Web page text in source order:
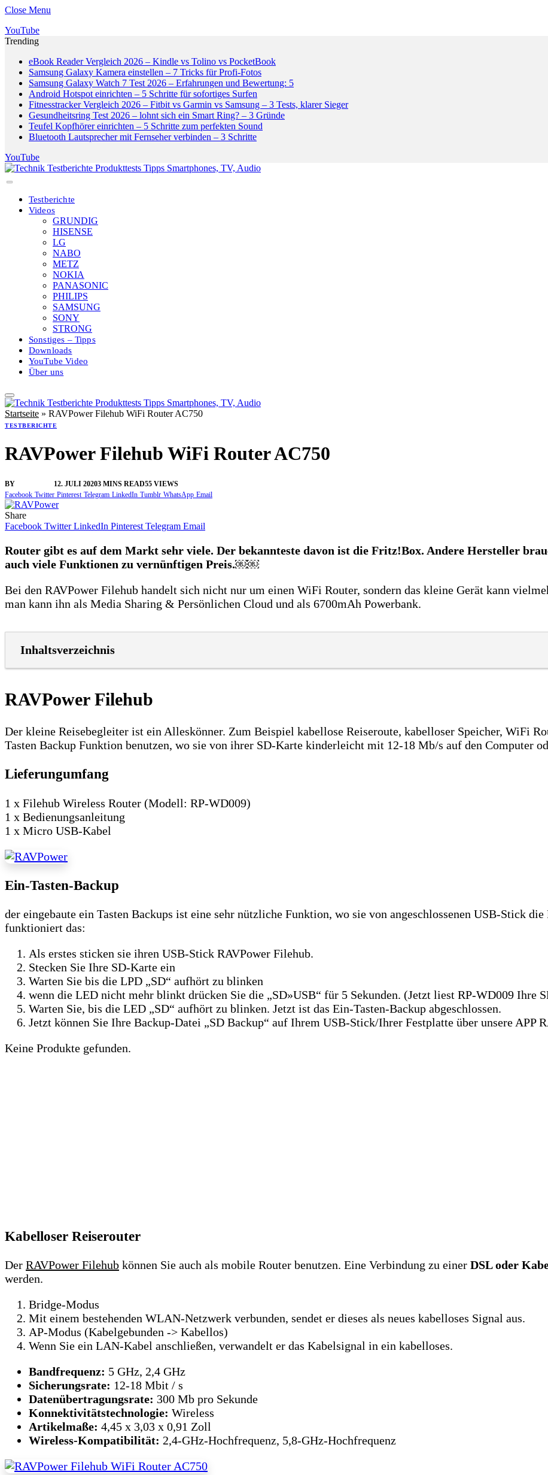
Close Menu
YouTube
Trending
eBook Reader Vergleich 2026 – Kindle vs Tolino vs PocketBook
Samsung Galaxy Kamera einstellen – 7 Tricks für Profi-Fotos
Samsung Galaxy Watch 7 Test 2026 – Erfahrungen und Bewertung: 5
Android Hotspot einrichten – 5 Schritte für sofortiges Surfen
Fitnesstracker Vergleich 2026 – Fitbit vs Garmin vs Samsung – 3 Tests, klarer Sieger
Gesundheitsring Test 2026 – lohnt sich ein Smart Ring? – 3 Gründe
Teufel Kopfhörer einrichten – 5 Schritte zum perfekten Sound
Bluetooth Lautsprecher mit Fernseher verbinden – 3 Schritte
YouTube
Testberichte
Videos
GRUNDIG
HISENSE
LG
NABO
METZ
NOKIA
PANASONIC
PHILIPS
SAMSUNG
SONY
STRONG
Sonstiges – Tipps
Downloads
YouTube Video
Über uns
Startseite » RAVPower Filehub WiFi Router AC750
TESTBERICHTE
RAVPower Filehub WiFi Router AC750
BY 12. JULI 20203 MINS READ55 VIEWS
Facebook Twitter Pinterest Telegram LinkedIn Tumblr WhatsApp Email
Share
Facebook Twitter LinkedIn Pinterest Telegram Email
Router gibt es auf dem Markt sehr viele. Der bekannteste davon ist die Fritz!Box. Andere Hersteller
auch viele Funktionen zu vernünftigen Preis.￼￼
Bei den RAVPower Filehub handelt sich nicht nur um einen WiFi Router, sondern das kleine Gerät kann
man kann ihn als Media Sharing & Persönlichen Cloud und als 6700mAh Powerbank.
Inhaltsverzeichnis
RAVPower Filehub
Der kleine Reisebegleiter ist ein Alleskönner. Zum Beispiel kabellose Reiseroute, kabelloser Speicher, WiFi
Tasten Backup Funktion benutzen, wo sie von ihrer SD-Karte kinderleicht mit 12-18 Mb/s auf den Computer
Lieferungumfang
1 x Filehub Wireless Router (Modell: RP-WD009)
1 x Bedienungsanleitung
1 x Micro USB-Kabel
Ein-Tasten-Backup
der eingebaute ein Tasten Backups ist eine sehr nützliche Funktion, wo sie von angeschlossenen USB-Stick
funktioniert das:
Als erstes sticken sie ihren USB-Stick RAVPower Filehub.
Stecken Sie Ihre SD-Karte ein
Warten Sie bis die LPD „SD“ aufhört zu blinken
wenn die LED nicht mehr blinkt drücken Sie die „SD»USB“ für 5 Sekunden. (Jetzt liest RP-WD009 Ihre
Warten Sie, bis die LED „SD“ aufhört zu blinken. Jetzt ist das Ein-Tasten-Backup abgeschlossen.
Jetzt können Sie Ihre Backup-Datei „SD Backup“ auf Ihrem USB-Stick/Ihrer Festplatte über unsere APP
Keine Produkte gefunden.
Kabelloser Reiserouter
Der RAVPower Filehub können Sie auch als mobile Router benutzen. Eine Verbindung zu einer DSL oder
werden.
Bridge-Modus
Mit einem bestehenden WLAN-Netzwerk verbunden, sendet er dieses als neues kabelloses Signal aus.
AP-Modus (Kabelgebunden -> Kabellos)
Wenn Sie ein LAN-Kabel anschließen, verwandelt er das Kabelsignal in ein kabelloses.
Bandfrequenz: 5 GHz, 2,4 GHz
Sicherungsrate: 12-18 Mbit / s
Datenübertragungsrate: 300 Mb pro Sekunde
Konnektivitätstechnologie: Wireless
Artikelmaße: 4,45 x 3,03 x 0,91 Zoll
Wireless-Kompatibilität: 2,4-GHz-Hochfrequenz, 5,8-GHz-Hochfrequenz